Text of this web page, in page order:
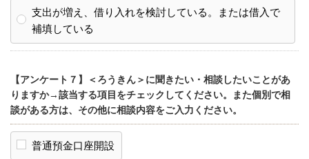
支出が増え、借り入れを検討している。または借入で
補填している
【アンケート７】＜ろうきん＞に聞きたい・相談したいことがあ
りますか→該当する項目をチェックしてください。また個別で相
談がある方は、その他に相談内容をご入力ください。
普通預金口座開設